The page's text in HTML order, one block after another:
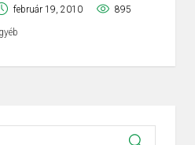
február 19, 2010 895